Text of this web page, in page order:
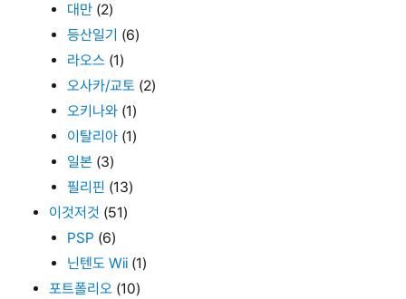
대만 (2)
등산일기 (6)
라오스 (1)
오사카/교토 (2)
오키나와 (1)
이탈리아 (1)
일본 (3)
필리핀 (13)
이것저것 (51)
PSP (6)
닌텐도 Wii (1)
포트폴리오 (10)